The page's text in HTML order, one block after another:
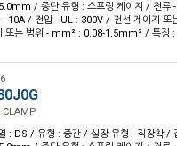
/ 종단 유형 : 스프링 케이지 / 전류
10A / 전압 - UL : 300V / 전선 게이지 또
또는 범위 - mm² : 0.08-1.5mm² / 특징 :
CLAMP
: DS / 유형 : 중간 / 실장 유형 : 직장착 /